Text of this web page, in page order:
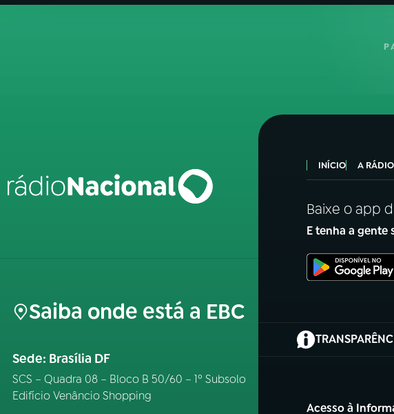
Saiba onde está a EBC
Sede: Brasília DF
SCS – Quadra 08 – Bloco B 50/60 – 1º Subsolo
Edifício Venâncio Shopping
INÍCIO A RÁDIO
Baixe o app
E tenha a gente
(abre em nova
Acesso à